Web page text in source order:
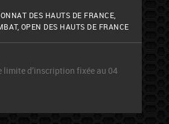
DES HAUTS DE FRANCE
, OPEN DES HAUTS DE FRANCE
d’inscription fixée au 04